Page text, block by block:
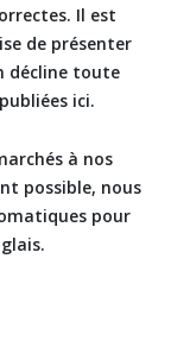
Il est
de présenter
décline toute
ici.
à nos
possible, nous
pour